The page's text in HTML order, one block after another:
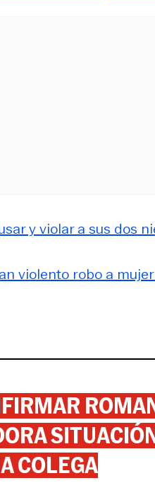
y violar a sus dos
violento robo a
COLEGA